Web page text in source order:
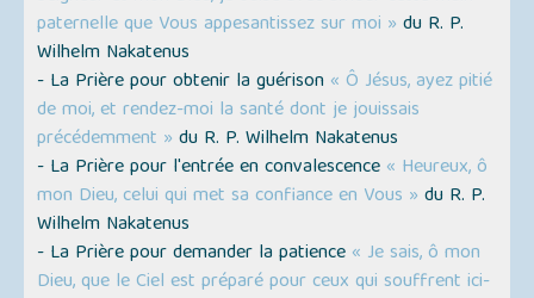
paternelle que Vous appesantissez sur moi » du R. P.
Wilhelm Nakatenus
- La Prière pour obtenir la guérison « Ô Jésus, ayez pitié
de moi, et rendez-moi la santé dont je jouissais
précédemment » du R. P. Wilhelm Nakatenus
- La Prière pour l'entrée en convalescence « Heureux, ô
mon Dieu, celui qui met sa confiance en Vous » du R. P.
Wilhelm Nakatenus
- La Prière pour demander la patience « Je sais, ô mon
Dieu, que le Ciel est préparé pour ceux qui souffrent ici-